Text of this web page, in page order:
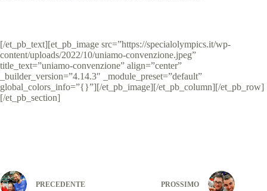
[/et_pb_text][et_pb_image src=”https://specialolympics.it/wp-
content/uploads/2022/10/uniamo-convenzione.jpeg”
title_text=”uniamo-convenzione” align=”center”
_builder_version=”4.14.3″ _module_preset=”default”
global_colors_info=”{}”][/et_pb_image][/et_pb_column][/et_pb_row]
[/et_pb_section]
PRECEDENTE PROSSIMO